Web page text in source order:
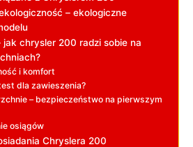
– ekologiczne
jak chrysler 200 radzi sobie na
i komfort
dla zawieszenia?
– bezpieczeństwo na pierwszym
osiągów
Chryslera 200